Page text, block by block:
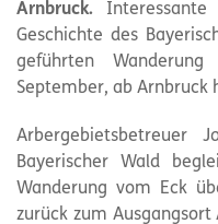
Arnbruck.
Geschichte des
geführten
September, ab Arnbruck
Arbergebietsbetreuer
Bayerischer Wald
Wanderung vom Eck
zurück zum Ausgangsort